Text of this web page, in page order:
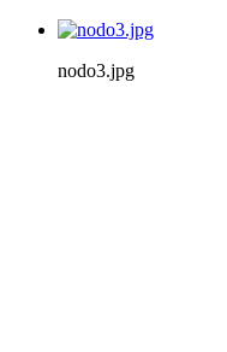
nodo3.jpg